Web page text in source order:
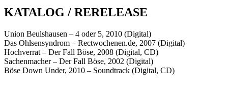
KATALOG / RERELEASE
Union Beulshausen – 4 oder 5, 2010 (Digital)
Das Ohlsensyndrom – Rectwochenen.de, 2007 (Digital)
Hochverrat – Der Fall Böse, 2008 (Digital, CD)
Sachenmacher – Der Fall Böse, 2002 (Digital)
Böse Down Under, 2010 – Soundtrack (Digital, CD)